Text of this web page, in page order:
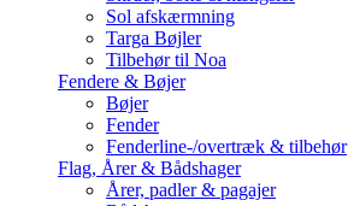
Sol afskærmning
Targa Bøjler
Tilbehør til Noa
Fendere & Bøjer
Bøjer
Fender
Fenderline-/overtræk & tilbehør
Flag, Årer & Bådshager
Årer, padler & pagajer